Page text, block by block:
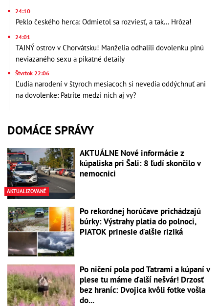
24:10
Peklo českého herca: Odmietol sa rozviesť, a tak... Hrôza!
24:01
TAJNÝ ostrov v Chorvátsku! Manželia odhalili dovolenku plnú
neviazaného sexu a pikatné detaily
Štvrtok 22:06
Ľudia narodení v štyroch mesiacoch si nevedia oddýchnuť ani
na dovolenke: Patríte medzi nich aj vy?
DOMÁCE SPRÁVY
AKTUALIZOVANÉ
AKTUÁLNE Nové informácie z
kúpaliska pri Šali: 8 ľudí skončilo v
nemocnici
Po rekordnej horúčave prichádzajú
búrky: Výstrahy platia do polnoci,
PIATOK prinesie ďalšie riziká
Po ničení pola pod Tatrami a kúpaní v
plese tu máme ďalší nešvár! Drzosť
bez hraníc: Dvojica kvôli fotke vošla
do...